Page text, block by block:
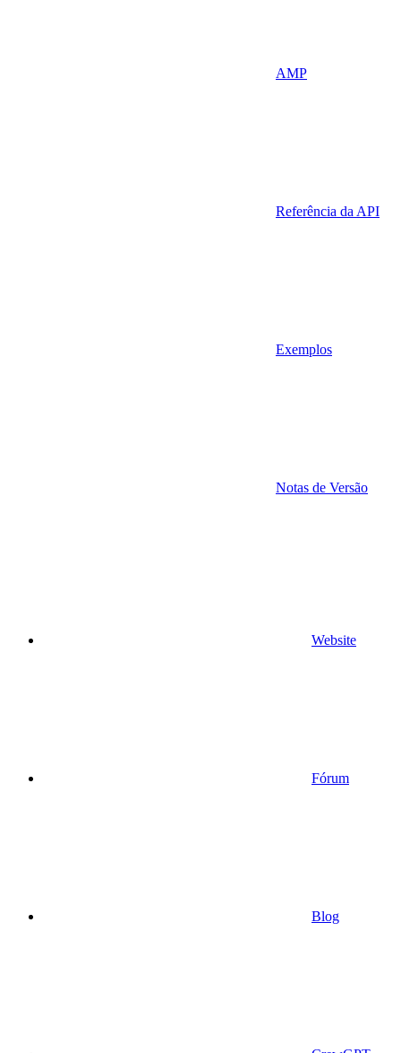
AMP
Referência da API
Exemplos
Notas de Versão
Website
Fórum
Blog